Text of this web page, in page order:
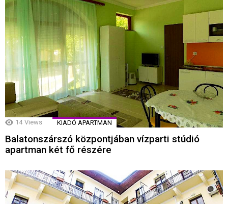
14 Views KIADÓ APARTMAN
Balatonszárszó központjában vízparti stúdió
apartman két fő részére